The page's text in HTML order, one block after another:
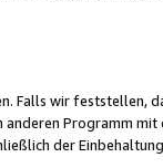
wir feststellen,
Programm
der